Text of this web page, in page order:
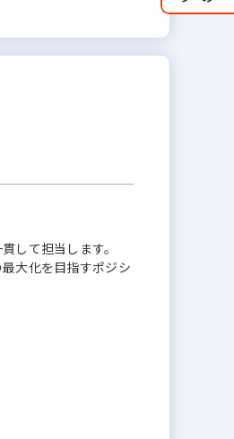
して担当します。
大化を目指すポジシ